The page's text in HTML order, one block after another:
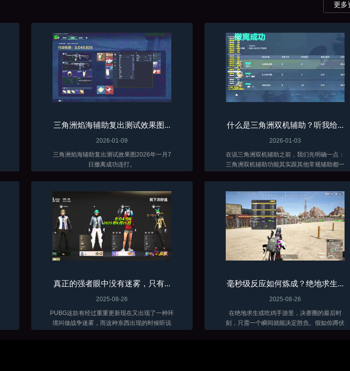
更多
三角洲焰海辅助复出测试效果图...
2026-01-09
三角洲焰海辅助复出测试效果图2026年一月7
日撤离成功连打。
什么是三角洲双机辅助？听我给...
2026-01-03
在说三角洲双机辅助之前，我们先明确一点：
三角洲双机辅助功能其实跟其他常规辅助都一
视、自瞄、骨骼显示、人物加速、无限子弹、...
真正的强者眼中没有迷雾，只有...
2025-08-26
PUBG这款有经过重重更新现在又出现了一种环
境叫做战争迷雾，而这种东西出现的时候听说
毫秒级反应如何炼成？绝地求生...
2025-08-26
在绝地求生或吃鸡手游里，决赛圈的最后时
刻，只需一个瞬间就能决定胜负。假如你蹲伏